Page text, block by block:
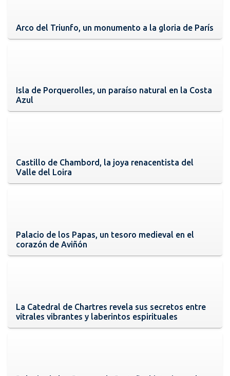
Arco del Triunfo, un monumento a la gloria de París
Isla de Porquerolles, un paraíso natural en la Costa
Azul
Castillo de Chambord, la joya renacentista del
Valle del Loira
Palacio de los Papas, un tesoro medieval en el
corazón de Aviñón
La Catedral de Chartres revela sus secretos entre
vitrales vibrantes y laberintos espirituales